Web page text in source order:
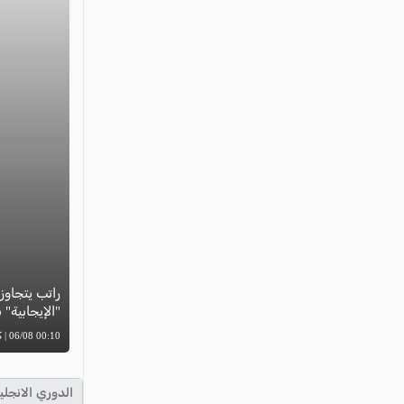
00:10 06/08 | كل العرب
الدوري